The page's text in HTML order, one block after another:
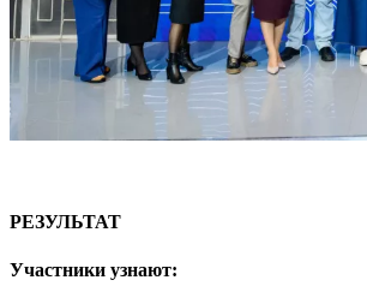
РЕЗУЛЬТАТ
Участники узнают: